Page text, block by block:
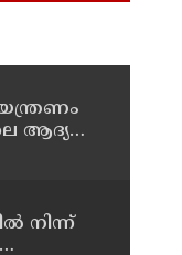
ആദ്യ
നിന്ന്